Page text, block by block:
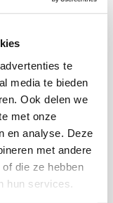
te
media te bieden
Ook delen we
met onze
en analyse. Deze
met andere
die ze hebben
hun services.